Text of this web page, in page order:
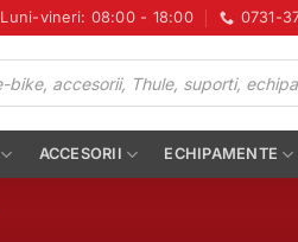
Luni-vineri: 08:00 - 18:00 0731-
ACCESORII ECHIPAMENTE